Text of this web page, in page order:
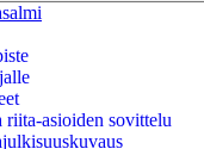
riita-asioiden sovittelu